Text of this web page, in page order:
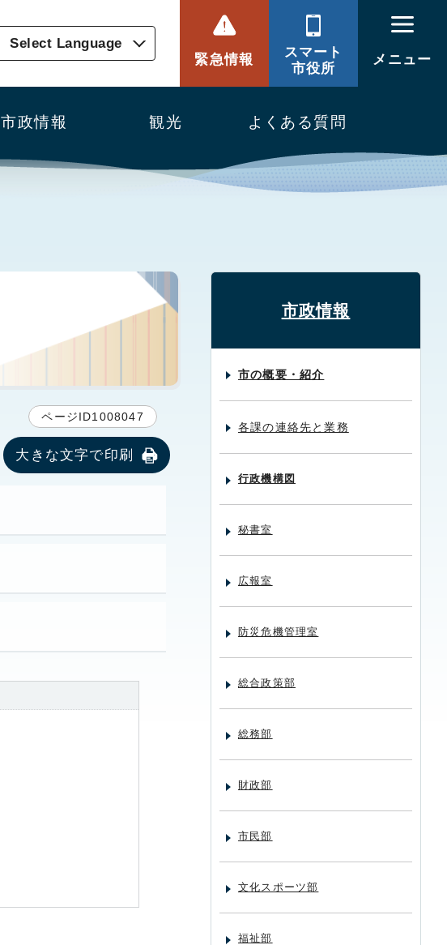
Select Language
緊急情報
スマート
市役所
メニュー
市政情報 観光 よくある質問
ページID1008047
大きな文字で印刷
市政情報
市の概要・紹介
各課の連絡先と業務
行政機構図
秘書室
広報室
防災危機管理室
総合政策部
総務部
財政部
市民部
文化スポーツ部
福祉部